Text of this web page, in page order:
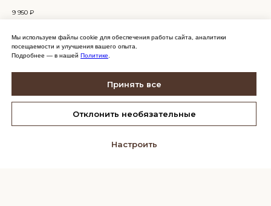
Сообщить о поступлении
9 950 ₽
О НАС
Мы используем файлы cookie для обеспечения работы сайта, аналитики
посещаемости и улучшения вашего опыта.
Подробнее — в нашей Политике
Принять все
Отклонить необязательные
Настроить